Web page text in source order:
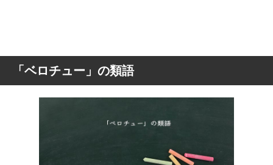
「ベロチュー」の類語